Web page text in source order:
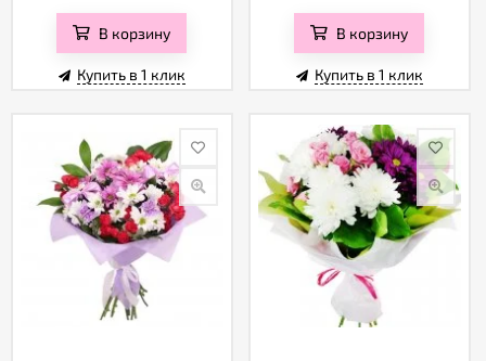
В корзину
Купить в 1 клик
В корзину
Купить в 1 клик